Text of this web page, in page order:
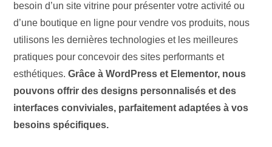
besoin d’un site vitrine pour présenter votre activité ou
d’une boutique en ligne pour vendre vos produits, nous
utilisons les dernières technologies et les meilleures
pratiques pour concevoir des sites performants et
esthétiques.Grâce à WordPress et Elementor, nous
pouvons offrir des designs personnalisés et des
interfaces conviviales, parfaitement adaptées à vos
besoins spécifiques.